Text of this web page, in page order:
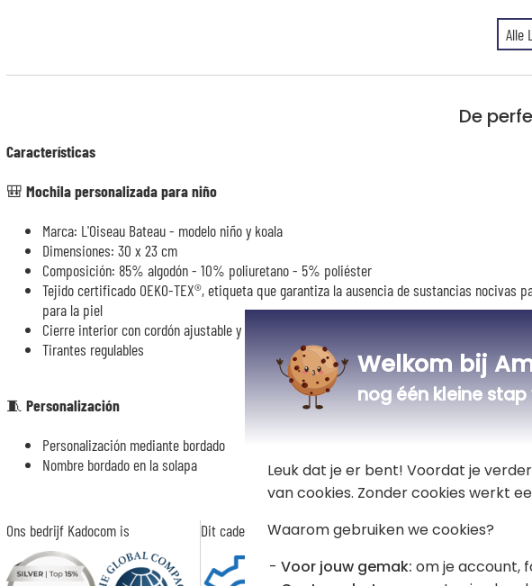
Alle
De
Características
🎒 Mochila personalizada para niño
Marca: L'Oiseau Bateau - modelo niño y koala
Dimensiones: 30 x 23 cm
Composición: 85% algodón - 10% poliuretano - 5% poliéster
Tejido certificado OEKO-TEX®, etiqueta que garantiza la ausencia de sustancias nocivas
para la piel
Cierre interior con cordón ajustable y cierre exterior con velcro
Tirantes regulables
🧵 Personalización
Personalización mediante bordado
Nombre bordado en la solapa
Ons bedrijf Kadocom is Dit cadeau is
Welkom bij
nog één kleine
Leuk dat je er bent! Voordat je
van cookies. Zonder cookies werkt
Waarom gebruiken we cookies?
Voor jouw gemak: om je account,